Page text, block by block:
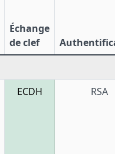
Échange
de clef
ECDH RSA